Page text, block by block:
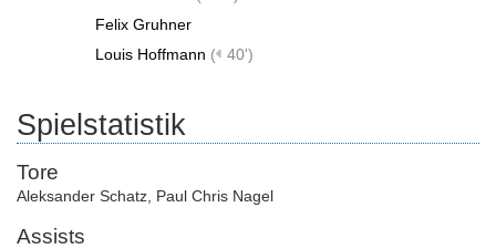
Felix Gruhner
Louis Hoffmann ( 40')
Spielstatistik
Tore
Aleksander Schatz Paul Chris Nagel
Assists